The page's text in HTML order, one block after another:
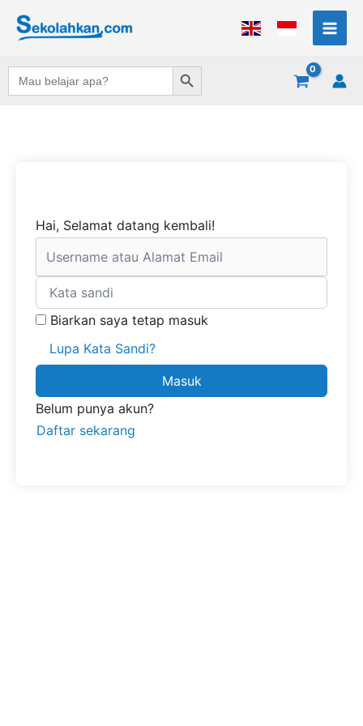
Lewati
Search
for:
Search Button
Hai, Selamat datang kembali!
Biarkan saya tetap masuk
Lupa Kata Sandi?
Masuk
Belum punya akun?
Daftar sekarang